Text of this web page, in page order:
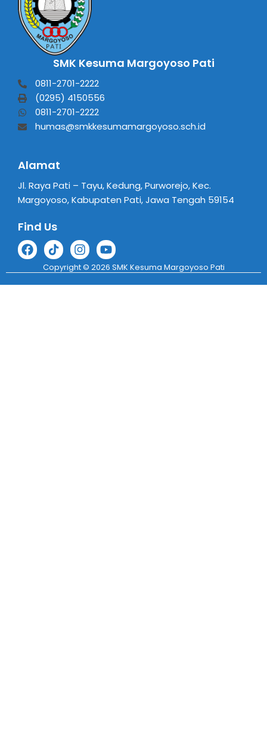
SMK Kesuma Margoyoso Pati
0811-2701-2222
(0295) 4150556
0811-2701-2222
humas@smkkesumamargoyoso.sch.id
Alamat
Jl. Raya Pati – Tayu, Kedung, Purworejo, Kec.
Margoyoso, Kabupaten Pati, Jawa Tengah 59154
Find Us
Copyright © 2026 SMK Kesuma Margoyoso Pati